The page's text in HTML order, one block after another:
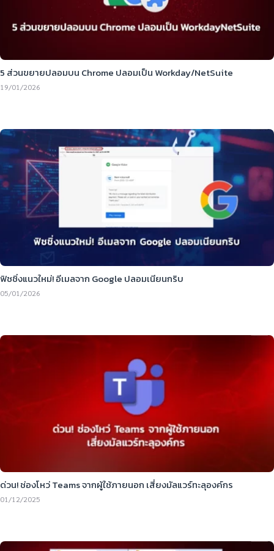
5 ส่วนขยายปลอมบน Chrome ปลอมเป็น Workday/NetSuite
19/01/2026
ฟิชชิ่งแนวใหม่! อีเมลจาก Google ปลอมเนียนกริบ
05/01/2026
ด่วน! ช่องโหว่ Teams จากผู้ใช้ภายนอก เสี่ยงมัลแวร์ทะลุองค์กร
01/12/2025